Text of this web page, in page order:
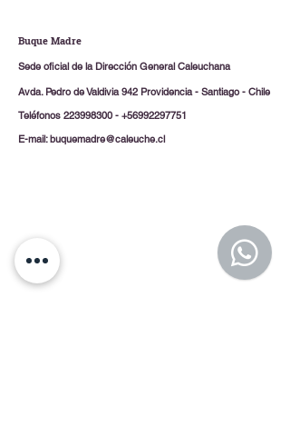
Buque Madre
Sede oficial de la Dirección General Caleuchana
Avda. Pedro de Valdivia 942 Providencia - Santiago - Chile
Teléfonos 223998300 - +56992297751
E-mail:buquemadre@caleuche.cl